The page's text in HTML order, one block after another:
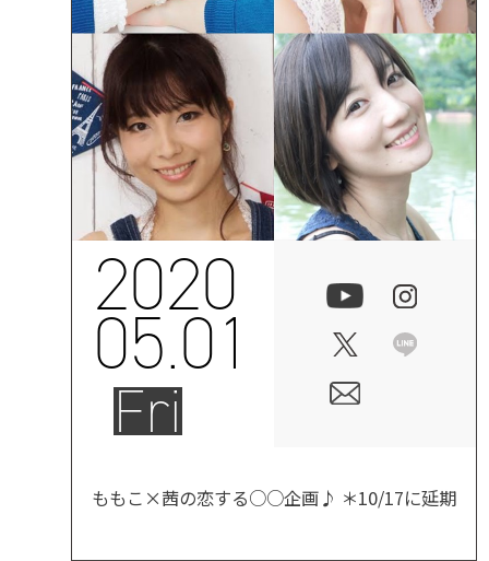
2020
05.01
Fri
ももこ×茜の恋する○○企画♪ ＊10/17に延期